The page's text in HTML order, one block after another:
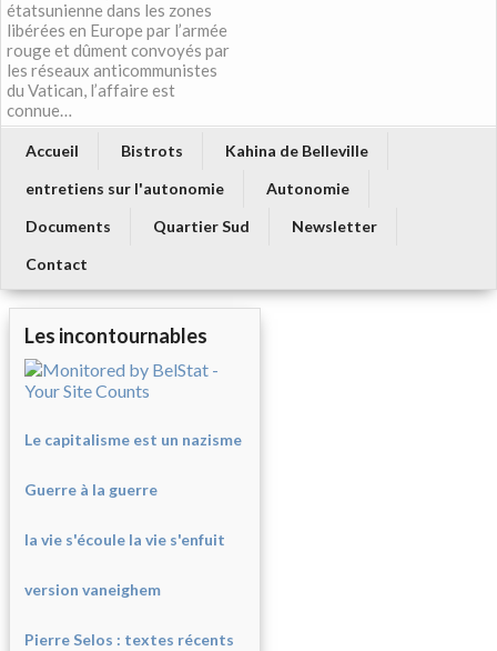
étatsunienne dans les zones
libérées en Europe par l’armée
rouge et dûment convoyés par
les réseaux anticommunistes
du Vatican, l’affaire est
connue…
Accueil Bistrots
Kahina de Belleville
entretiens sur l'autonomie
Autonomie
Documents
Quartier Sud
Newsletter
Contact
Les incontournables
Le capitalisme est un nazisme
Guerre à la guerre
la vie s'écoule la vie s'enfuit
version vaneighem
Pierre Selos : textes récents